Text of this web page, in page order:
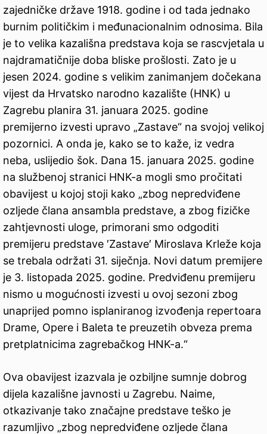
zajedničke države 1918. godine i od tada jednako
burnim političkim i međunacionalnim odnosima. Bila
je to velika kazališna predstava koja se rascvjetala u
najdramatičnije doba bliske prošlosti. Zato je u
jesen 2024. godine s velikim zanimanjem dočekana
vijest da Hrvatsko narodno kazalište (HNK) u
Zagrebu planira 31. januara 2025. godine
premijerno izvesti upravo „Zastave“ na svojoj velikoj
pozornici. A onda je, kako se to kaže, iz vedra
neba, uslijedio šok. Dana 15. januara 2025. godine
na službenoj stranici HNK-a mogli smo pročitati
obavijest u kojoj stoji kako „zbog nepredviđene
ozljede člana ansambla predstave, a zbog fizičke
zahtjevnosti uloge, primorani smo odgoditi
premijeru predstave ′Zastave′ Miroslava Krleže koja
se trebala održati 31. siječnja. Novi datum premijere
je 3. listopada 2025. godine. Predviđenu premijeru
nismo u mogućnosti izvesti u ovoj sezoni zbog
unaprijed pomno isplaniranog izvođenja repertoara
Drame, Opere i Baleta te preuzetih obveza prema
pretplatnicima zagrebačkog HNK-a.“
Ova obavijest izazvala je ozbiljne sumnje dobrog
dijela kazališne javnosti u Zagrebu. Naime,
otkazivanje tako značajne predstave teško je
razumljivo „zbog nepredviđene ozljede člana